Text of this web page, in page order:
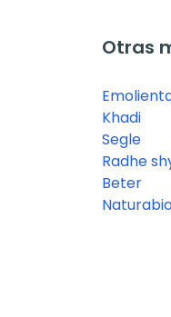
Otras
Khadi
Segle
Radhe
Beter